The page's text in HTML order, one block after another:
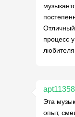
процесс
Эта
опыт,